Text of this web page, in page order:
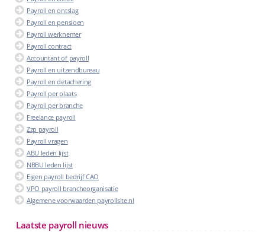
Payroll en ontslag
Payroll en pensioen
Payroll werknemer
Payroll contract
Accountant of payroll
Payroll en uitzendbureau
Payroll en detachering
Payroll per plaats
Payroll per branche
Freelance payroll
Zzp payroll
Payroll vragen
ABU leden lijst
NBBU leden lijst
Eigen payroll bedrijf CAO
VPO payroll brancheorganisatie
Algemene voorwaarden payrollsite.nl
Laatste payroll nieuws